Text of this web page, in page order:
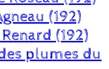
(192)
(192)
plumes du